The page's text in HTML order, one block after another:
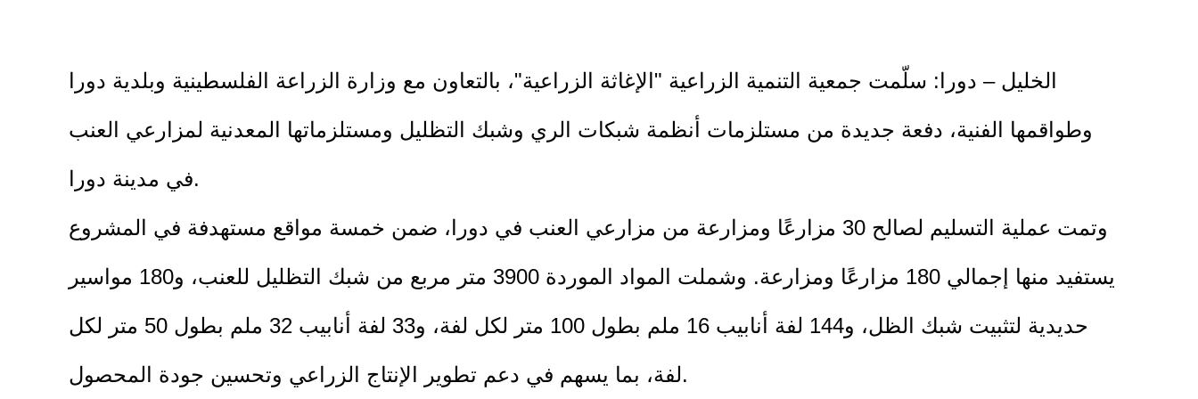
الخليل – دورا: سلّمت جمعية التنمية الزراعية "الإغاثة الزراعية"، بالتعاون مع وزارة الزراعة الفلسطينية وبلدية دورا
وطواقمها الفنية، دفعة جديدة من مستلزمات أنظمة شبكات الري وشبك التظليل ومستلزماتها المعدنية لمزارعي العنب
في مدينة دورا.
وتمت عملية التسليم لصالح 30 مزارعًا ومزارعة من مزارعي العنب في دورا، ضمن خمسة مواقع مستهدفة في المشروع
يستفيد منها إجمالي 180 مزارعًا ومزارعة. وشملت المواد الموردة 3900 متر مربع من شبك التظليل للعنب، و180 مواسير
حديدية لتثبيت شبك الظل، و144 لفة أنابيب 16 ملم بطول 100 متر لكل لفة، و33 لفة أنابيب 32 ملم بطول 50 متر لكل
لفة، بما يسهم في دعم تطوير الإنتاج الزراعي وتحسين جودة المحصول.